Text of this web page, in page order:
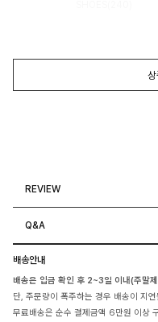
REVIEW
Q&A
배송안내
배송은 입금 확인 후 2~3일 이내(주말
단, 주문량이 폭주하는 경우 배송이 지
무료배송은 순수 결제금액 6만원 이상